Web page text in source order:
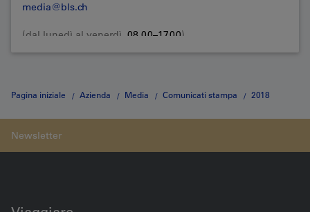
media@bls.ch
(dal lunedì al venerdì, 08.00–17.00)
Pagina iniziale Azienda Media Comunicati stampa 2018